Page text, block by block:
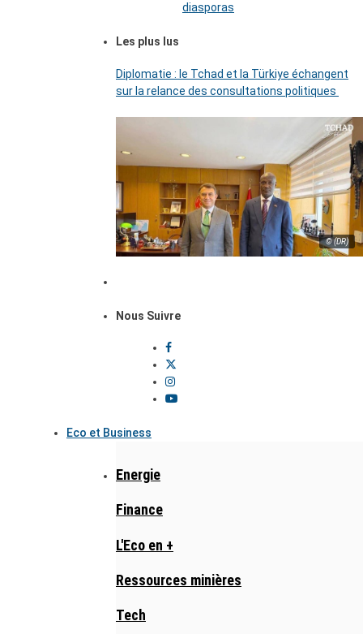
diasporas
Les plus lus
Diplomatie : le Tchad et la Türkiye échangent
sur la relance des consultations politiques
© (DR)
Nous Suivre
Eco et Business
Energie
Finance
L'Eco en +
Ressources minières
Tech